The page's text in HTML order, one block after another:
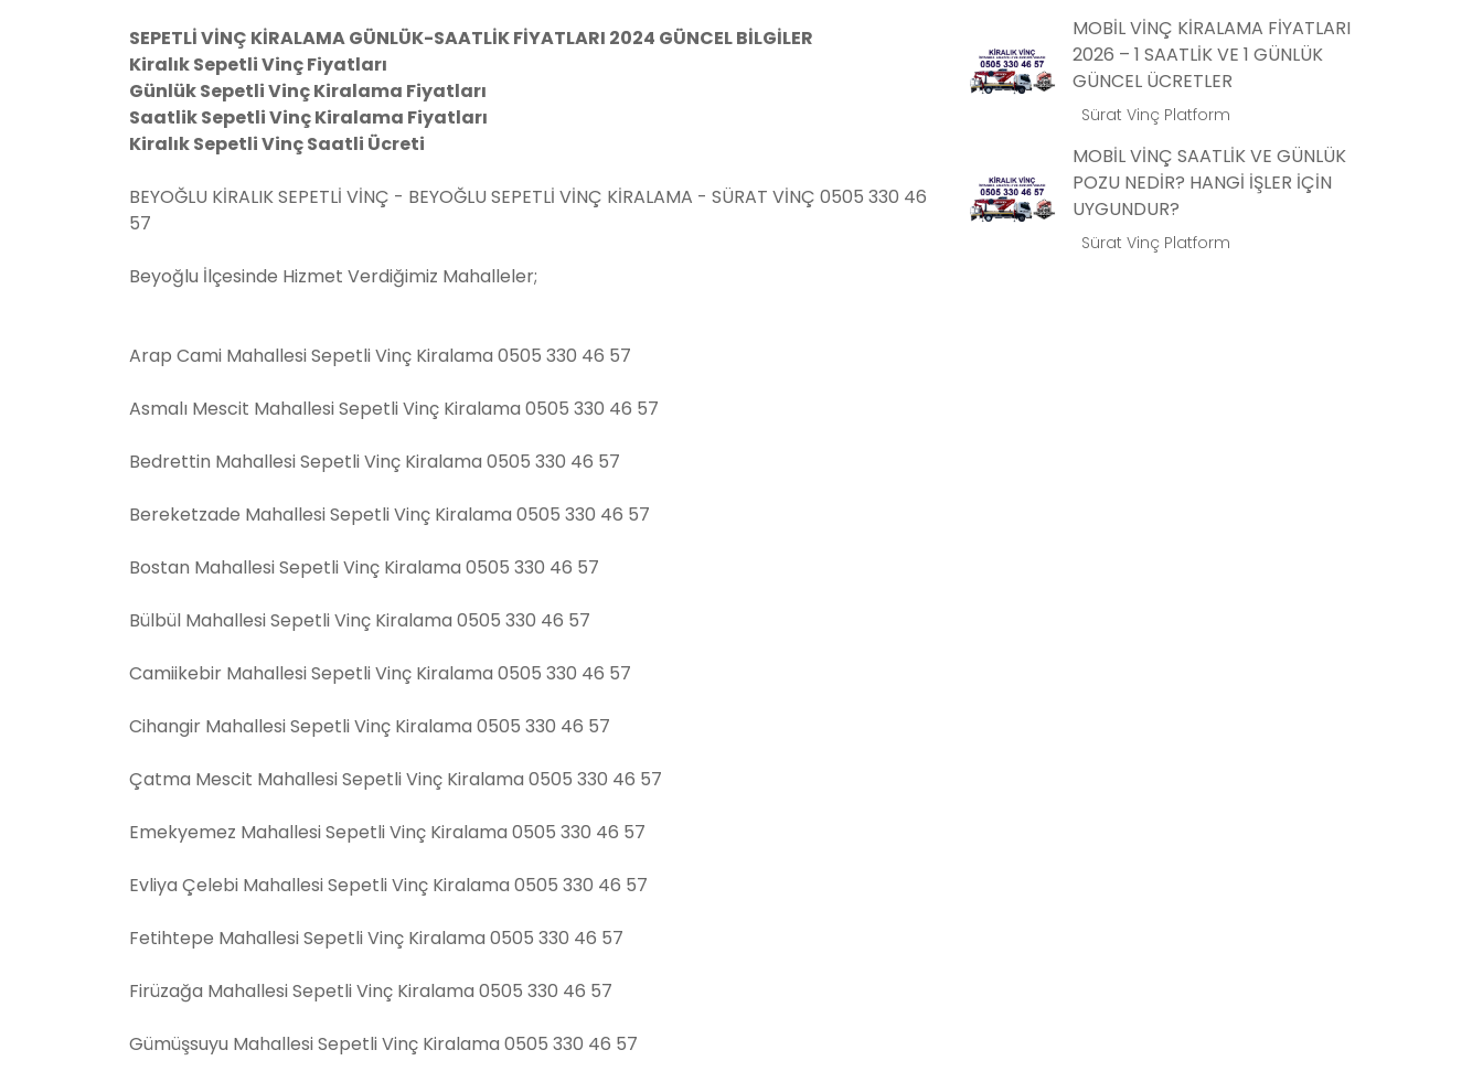
SEPETLİ VİNÇ KİRALAMA GÜNLÜK-SAATLİK FİYATLARI 2024 GÜNCEL BİLGİLER
Kiralık Sepetli Vinç Fiyatları
Günlük Sepetli Vinç Kiralama Fiyatları
Saatlik Sepetli Vinç Kiralama Fiyatları
Kiralık Sepetli Vinç Saatli Ücreti
BEYOĞLU KİRALIK SEPETLİ VİNÇ - BEYOĞLU SEPETLİ VİNÇ KİRALAMA - SÜRAT VİNÇ 0505 330 46
57
Beyoğlu İlçesinde Hizmet Verdiğimiz Mahalleler;
Arap Cami Mahallesi Sepetli Vinç Kiralama 0505 330 46 57
Asmalı Mescit Mahallesi Sepetli Vinç Kiralama 0505 330 46 57
Bedrettin Mahallesi Sepetli Vinç Kiralama 0505 330 46 57
Bereketzade Mahallesi Sepetli Vinç Kiralama 0505 330 46 57
Bostan Mahallesi Sepetli Vinç Kiralama 0505 330 46 57
Bülbül Mahallesi Sepetli Vinç Kiralama 0505 330 46 57
Camiikebir Mahallesi Sepetli Vinç Kiralama 0505 330 46 57
Cihangir Mahallesi Sepetli Vinç Kiralama 0505 330 46 57
Çatma Mescit Mahallesi Sepetli Vinç Kiralama 0505 330 46 57
Emekyemez Mahallesi Sepetli Vinç Kiralama 0505 330 46 57
Evliya Çelebi Mahallesi Sepetli Vinç Kiralama 0505 330 46 57
Fetihtepe Mahallesi Sepetli Vinç Kiralama 0505 330 46 57
Firüzağa Mahallesi Sepetli Vinç Kiralama 0505 330 46 57
Gümüşsuyu Mahallesi Sepetli Vinç Kiralama 0505 330 46 57
MOBİL VİNÇ KİRALAMA FİYATLARI
2026 – 1 SAATLİK VE 1 GÜNLÜK
GÜNCEL ÜCRETLER
Sürat Vinç Platform
MOBİL VİNÇ SAATLİK VE GÜNLÜK
POZU NEDİR? HANGİ İŞLER İÇİN
UYGUNDUR?
Sürat Vinç Platform